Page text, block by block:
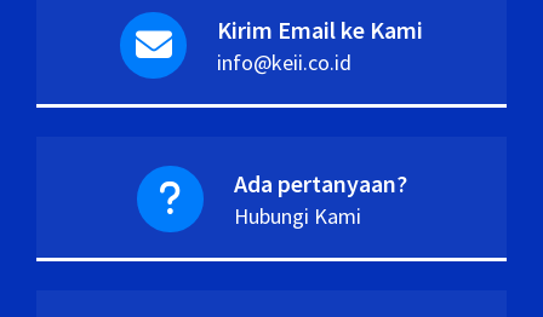
Kirim Email ke Kami
info@keii.co.id
Ada pertanyaan?
Hubungi Kami